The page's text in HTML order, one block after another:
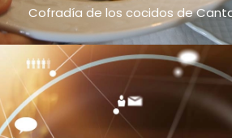
Cofradía de los cocidos de